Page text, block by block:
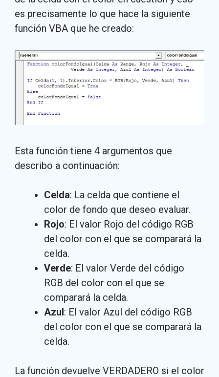
es precisamente lo que hace la siguiente
función VBA que he creado:
Esta función tiene 4 argumentos que
describo a continuación:
Celda: La celda que contiene el
color de fondo que deseo evaluar.
Rojo: El valor Rojo del código RGB
del color con el que se comparará la
celda.
Verde: El valor Verde del código
RGB del color con el que se
comparará la celda.
Azul: El valor Azul del código RGB
del color con el que se comparará la
celda.
La función devuelve VERDADERO si el color